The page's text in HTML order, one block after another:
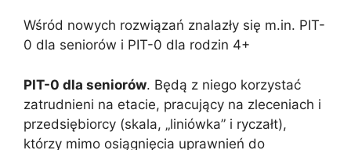
Wśród nowych rozwiązań znalazły się m.in. PIT-
0 dla seniorów i PIT-0 dla rodzin 4+
PIT-0 dla seniorów. Będą z niego korzystać
zatrudnieni na etacie, pracujący na zleceniach i
przedsiębiorcy (skala, „liniówka” i ryczałt),
którzy mimo osiągnięcia uprawnień do